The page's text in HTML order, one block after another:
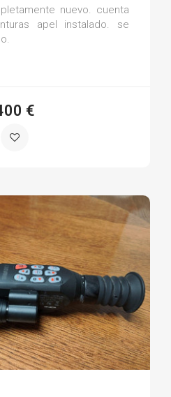
nuevo. cuenta
apel instalado. se
€